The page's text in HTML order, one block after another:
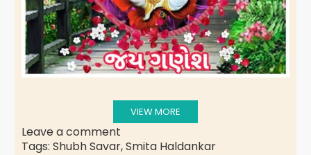
VIEW MORE
Leave a comment
Tags: Shubh Savar,Smita Haldankar